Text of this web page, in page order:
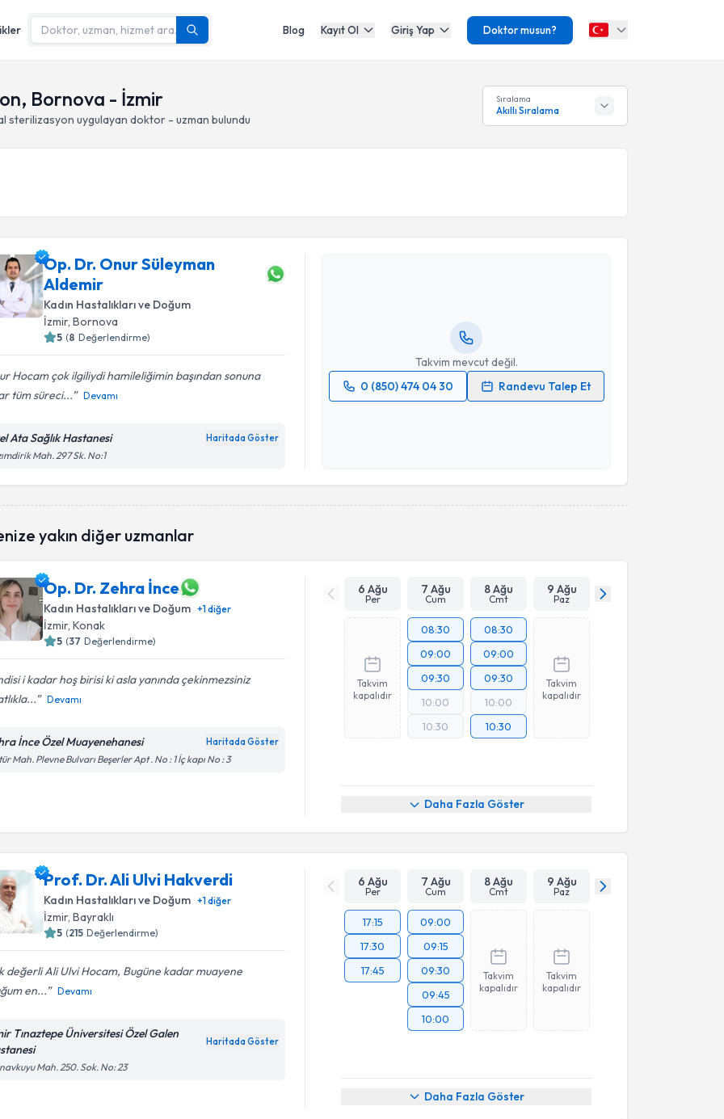
Blog Kayıt Ol Giriş Yap Doktor musun?
Bornova - İzmir
sterilizasyon uygulayan doktor - uzman bulundu
Sıralama
Akıllı Sıralama
Op. Dr. Onur Süleyman
Aldemir
Kadın Hastalıkları ve Doğum
İzmir, Bornova
5 (8 Değerlendirme)
Hocam çok ilgiliydi hamileliğimin başından sonuna
tüm süreci...
Devamı
Ata Sağlık Hastanesi Haritada Göster
Mah. 297 Sk. No:1
Takvim mevcut değil.
0 (850) 474 04 30
Randevu Talep Et
Randevu Takvimi Talebi
yakın diğer uzmanlar
Op. Dr. Zehra İnce
Kadın Hastalıkları ve Doğum +1diğer
İzmir, Konak
5 (37 Değerlendirme)
i kadar hoş birisi ki asla yanında çekinmezsiniz
Devamı
İnce Özel Muayenehanesi Haritada Göster
Mah. Plevne Bulvarı Beşerler Apt . No : 1 İç kapı No : 3
6 Ağu
Per
7 Ağu
Cum
8 Ağu
Cmt
9 Ağu
Paz
Takvim
kapalıdır
08:30
09:00
09:30
10:00
10:30
08:30
09:00
09:30
10:00
10:30
Takvim
kapalıdır
Daha Fazla Göster
Prof. Dr. Ali Ulvi Hakverdi
Kadın Hastalıkları ve Doğum +1diğer
İzmir, Bayraklı
5 (215 Değerlendirme)
değerli Ali Ulvi Hocam, Bugüne kadar muayene
en...
Devamı
Tınaztepe Üniversitesi Özel Galen
Haritada Göster
Mah. 250. Sok. No: 23
6 Ağu
Per
7 Ağu
Cum
8 Ağu
Cmt
9 Ağu
Paz
17:15
17:30
17:45
09:00
09:15
09:30
09:45
10:00
Takvim
kapalıdır
Takvim
kapalıdır
Daha Fazla Göster